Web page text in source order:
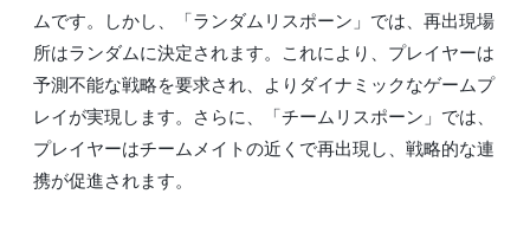
ムです。しかし、「ランダムリスポーン」では、再出現場
所はランダムに決定されます。これにより、プレイヤーは
予測不能な戦略を要求され、よりダイナミックなゲームプ
レイが実現します。さらに、「チームリスポーン」では、
プレイヤーはチームメイトの近くで再出現し、戦略的な連
携が促進されます。